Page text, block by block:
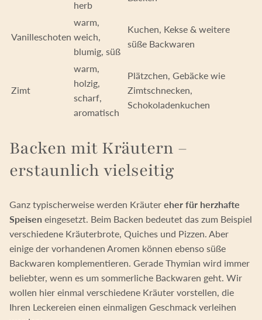
herb
Vanilleschoten
warm,
weich,
blumig, süß
Kuchen, Kekse & weitere
süße Backwaren
Zimt
warm,
holzig,
scharf,
aromatisch
Plätzchen, Gebäcke wie
Zimtschnecken,
Schokoladenkuchen
Backen mit Kräutern –
erstaunlich vielseitig
Ganz typischerweise werden Kräuter eher für herzhafte
Speisen eingesetzt. Beim Backen bedeutet das zum Beispiel
verschiedene Kräuterbrote, Quiches und Pizzen. Aber
einige der vorhandenen Aromen können ebenso süße
Backwaren komplementieren. Gerade Thymian wird immer
beliebter, wenn es um sommerliche Backwaren geht. Wir
wollen hier einmal verschiedene Kräuter vorstellen, die
Ihren Leckereien einen einmaligen Geschmack verleihen